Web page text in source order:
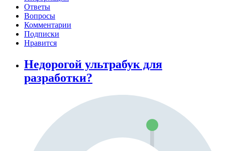
Ответы
Вопросы
Комментарии
Подписки
Нравится
Недорогой ультрабук для
разработки?